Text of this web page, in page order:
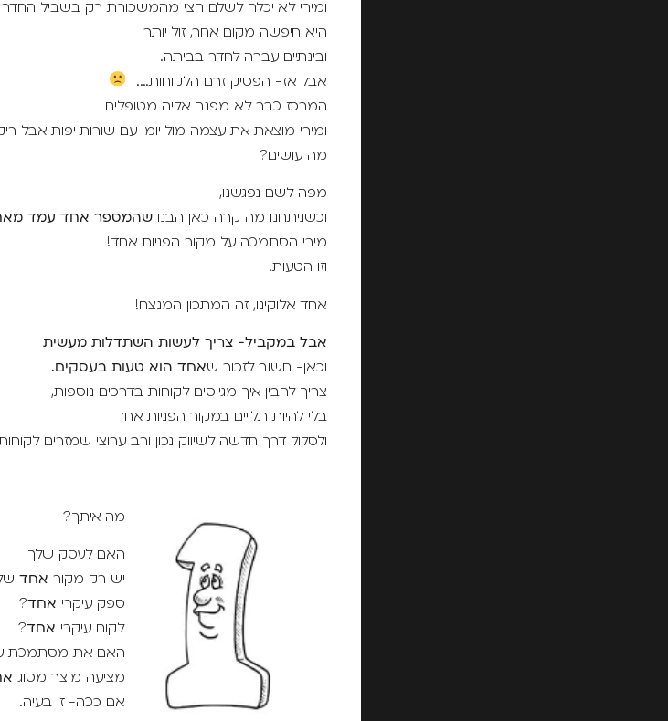
ומירי לא יכלה לשלם חצי מהמשכורת רק בשביל החדר
היא חיפשה מקום אחר, זול יותר
ובינתיים עברה לחדר בביתה.
אבל אז- הפסיק זרם הלקוחות….
המרכז כבר לא מפנה אליה מטופלים
ומירי מוצאת את עצמה מול יומן עם שורות יפות אבל
מה עושים?
מפה לשם נפגשנו,
וכשניתחנו מה קרה כאן הבנו שהמספר אחד עמד
מירי הסתמכה על מקור הפניות אחד!
וזו הטעות.
אחד אלוקינו, זה המתכון המנצח!
אבל במקביל- צריך לעשות השתדלות מעשית
וכאן- חשוב לזכור שאחד הוא טעות בעסקים.
צריך להבין איך מגייסים לקוחות בדרכים נוספות,
בלי להיות תלויים במקור הפניות אחד
ולסלול דרך חדשה לשיווק נכון ורב ערוצי שמזרים לקוחות
מה איתך?
האם לעסק שלך
יש רק מקור אחדשל
ספק עיקרי אחד?
לקוח עיקרי אחד?
האם את מסתמכת
מציעה מוצר מסוג
אם ככה- זו בעיה.